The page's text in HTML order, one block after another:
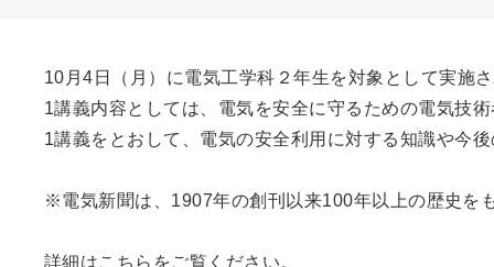
10月4日（月）に電気工学科２年生を対象として実施
1講義内容としては、電気を安全に守るための電気技
1講義をとおして、電気の安全利用に対する知識や今
※電気新聞は、1907年の創刊以来100年以上の歴史を
詳細はこちらをご覧ください。